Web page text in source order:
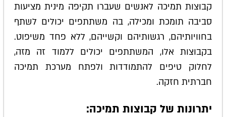
קבוצות תמיכה לאנשים שעברו תקיפה מינית מציעות
סביבה תומכת ומכילה, בה משתתפים יכולים לשתף
בחוויותיהם, רגשותיהם וקשייהם, ללא פחד משיפוט.
בקבוצות אלו, המשתתפים יכולים ללמוד זה מזה,
לחלוק טיפים להתמודדות ולפתח מערכת תמיכה
חברתית חזקה.
יתרונות של קבוצות תמיכה: